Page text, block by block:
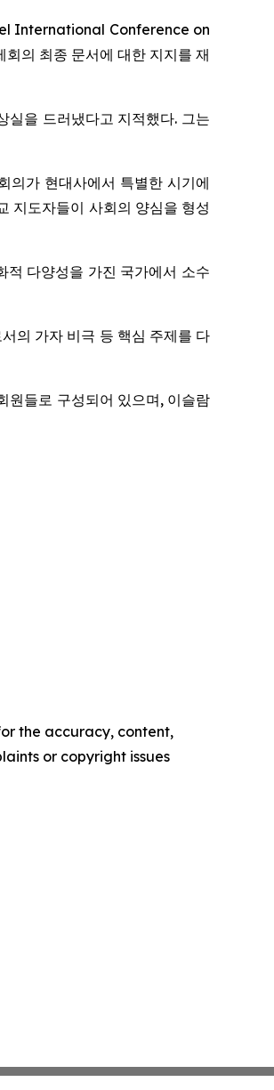
International Conference on
의 최종 문서에 대한 지지를 재
을 드러냈다고 지적했다. 그는
가 현대사에서 특별한 시기에
지도자들이 사회의 양심을 형성
적 다양성을 가진 국가에서 소수
의 가자 비극 등 핵심 주제를 다
들로 구성되어 있으며, 이슬람
the accuracy, content,
or copyright issues